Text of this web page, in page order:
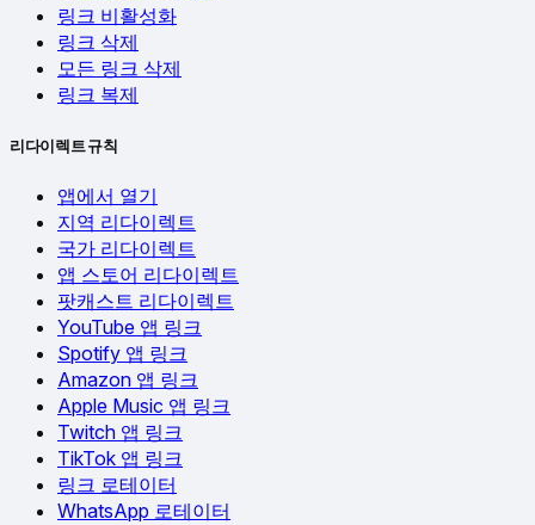
링크 비활성화
링크 삭제
모든 링크 삭제
링크 복제
리다이렉트 규칙
앱에서 열기
지역 리다이렉트
국가 리다이렉트
앱 스토어 리다이렉트
팟캐스트 리다이렉트
YouTube 앱 링크
Spotify 앱 링크
Amazon 앱 링크
Apple Music 앱 링크
Twitch 앱 링크
TikTok 앱 링크
링크 로테이터
WhatsApp 로테이터